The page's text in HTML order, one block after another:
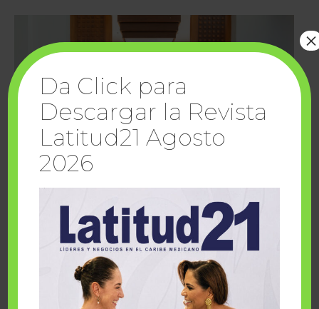
Cuando la solidaridad inspira; cumplen
sueños Fairmont Mayakoba y Make-A-Wish
Da Click para
Descargar la Revista
Latitud21 Agosto
2026
×